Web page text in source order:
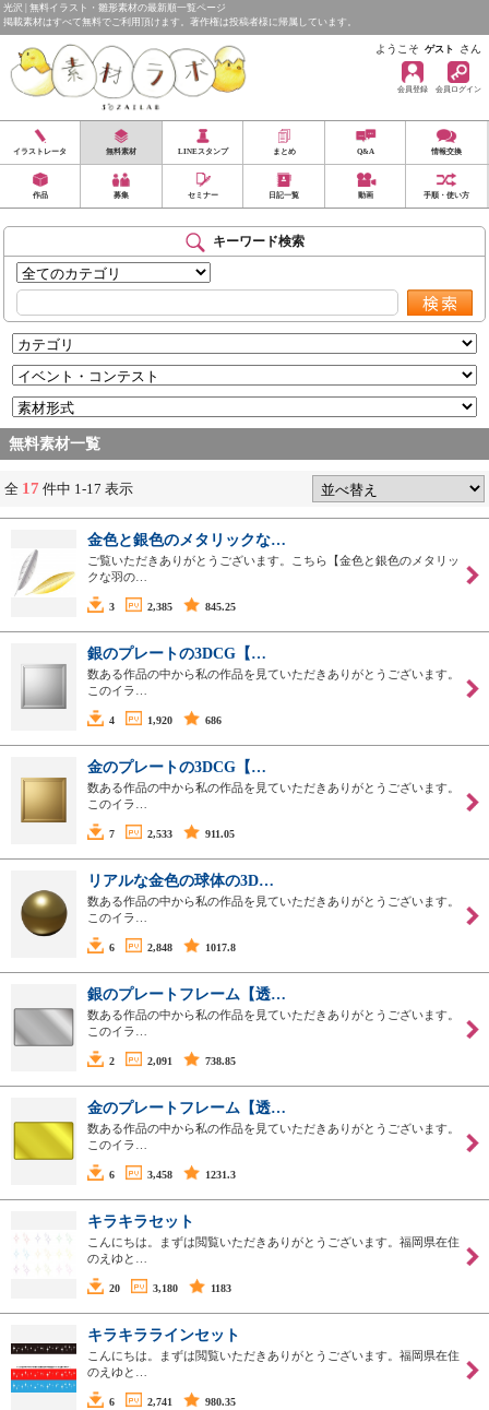
光沢 | 無料イラスト・雛形素材の最新順一覧ページ
掲載素材はすべて無料でご利用頂けます。著作権は投稿者様に帰属しています。
ようこそ ゲスト さん
会員登録 会員ログイン
イラストレータ 無料素材 LINEスタンプ まとめ Q&A 情報交換
作品 募集 セミナー 日記一覧 動画 手順・使い方
キーワード検索
無料素材一覧
全 17 件中 1-17 表示
金色と銀色のメタリックな…
ご覧いただきありがとうございます。こちら【金色と銀色のメタリッ
クな羽の…
3 2,385 845.25
銀のプレートの3DCG【…
数ある作品の中から私の作品を見ていただきありがとうございます。
このイラ…
4 1,920 686
金のプレートの3DCG【…
数ある作品の中から私の作品を見ていただきありがとうございます。
このイラ…
7 2,533 911.05
リアルな金色の球体の3D…
数ある作品の中から私の作品を見ていただきありがとうございます。
このイラ…
6 2,848 1017.8
銀のプレートフレーム【透…
数ある作品の中から私の作品を見ていただきありがとうございます。
このイラ…
2 2,091 738.85
金のプレートフレーム【透…
数ある作品の中から私の作品を見ていただきありがとうございます。
このイラ…
6 3,458 1231.3
キラキラセット
こんにちは。まずは閲覧いただきありがとうございます。福岡県在住
のえゆと…
20 3,180 1183
キラキララインセット
こんにちは。まずは閲覧いただきありがとうございます。福岡県在住
のえゆと…
6 2,741 980.35